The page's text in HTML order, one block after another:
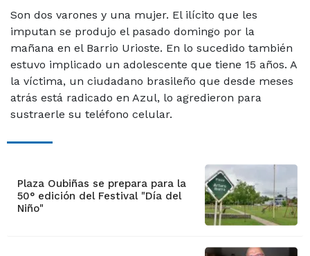
Son dos varones y una mujer. El ilícito que les
imputan se produjo el pasado domingo por la
mañana en el Barrio Urioste. En lo sucedido también
estuvo implicado un adolescente que tiene 15 años. A
la víctima, un ciudadano brasileño que desde meses
atrás está radicado en Azul, lo agredieron para
sustraerle su teléfono celular.
Plaza Oubiñas se prepara para la
50° edición del Festival "Día del
Niño"